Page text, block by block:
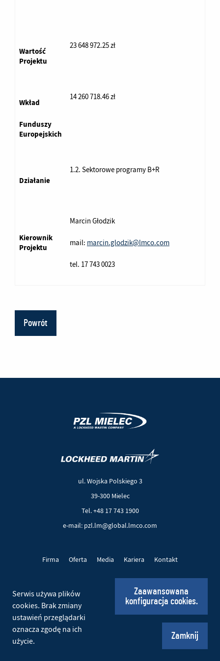
Wartość
Projektu
23 648 972.25 zł
Wkład
Funduszy
Europejskich
14 260 718.46 zł
Działanie
1.2. Sektorowe programy B+R
Kierownik
Projektu
Marcin Głodzik
mail: marcin.glodzik@lmco.com
tel. 17 743 0023
Powrót
ul. Wojska Polskiego 3
39-300 Mielec
Tel. +48 17 743 1900
e-mail: pzl.lm@global.lmco.com
Firma Oferta Media Kariera Kontakt
© 2026 PZL Mielec. Wszelkie prawa zastrzeżone.
Social
Serwis używa plików
cookies. Brak zmiany
ustawień przeglądarki
oznacza zgodę na ich
użycie.
Zaawansowana
konfiguracja cookies.
Zamknij